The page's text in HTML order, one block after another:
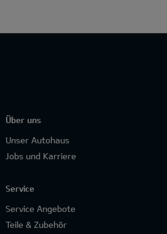
Über uns
Unser Autohaus
Jobs und Karriere
Service
Service Angebote
Teile & Zubehör